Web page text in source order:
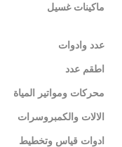
ماكينات غسيل
عدد وادوات
اطقم عدد
محركات ومواتير المياة
الالات والكمبروسرات
ادوات قياس وتخطيط